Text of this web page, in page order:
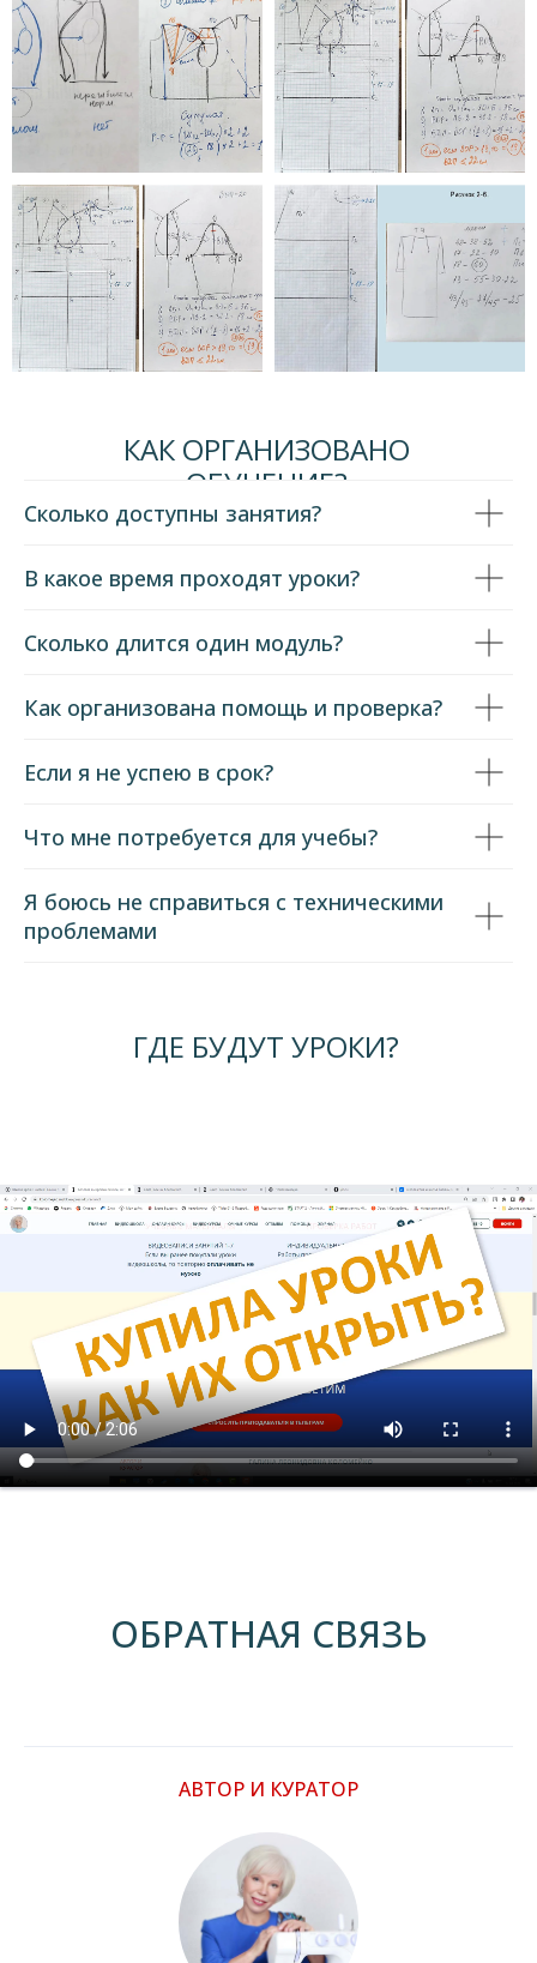
КАК ОРГАНИЗОВАНО
ОБУЧЕНИЕ?
Сколько доступны занятия?
В какое время проходят уроки?
Сколько длится один модуль?
Как организована помощь и проверка?
Если я не успею в срок?
Что мне потребуется для учебы?
Я боюсь не справиться с техническими
проблемами
ГДЕ БУДУТ УРОКИ?
ОБРАТНАЯ СВЯЗЬ
АВТОР И КУРАТОР